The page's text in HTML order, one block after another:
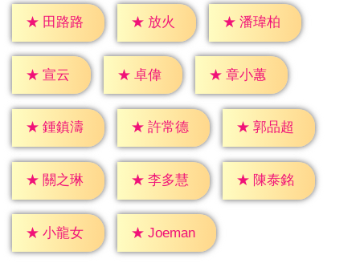
★ 田路路 ★ 放火 ★ 潘瑋柏
★ 宣云 ★ 卓偉 ★ 章小蕙
★ 鍾鎮濤 ★ 許常德 ★ 郭品超
★ 關之琳 ★ 李多慧 ★ 陳泰銘
★ 小龍女 ★ Joeman